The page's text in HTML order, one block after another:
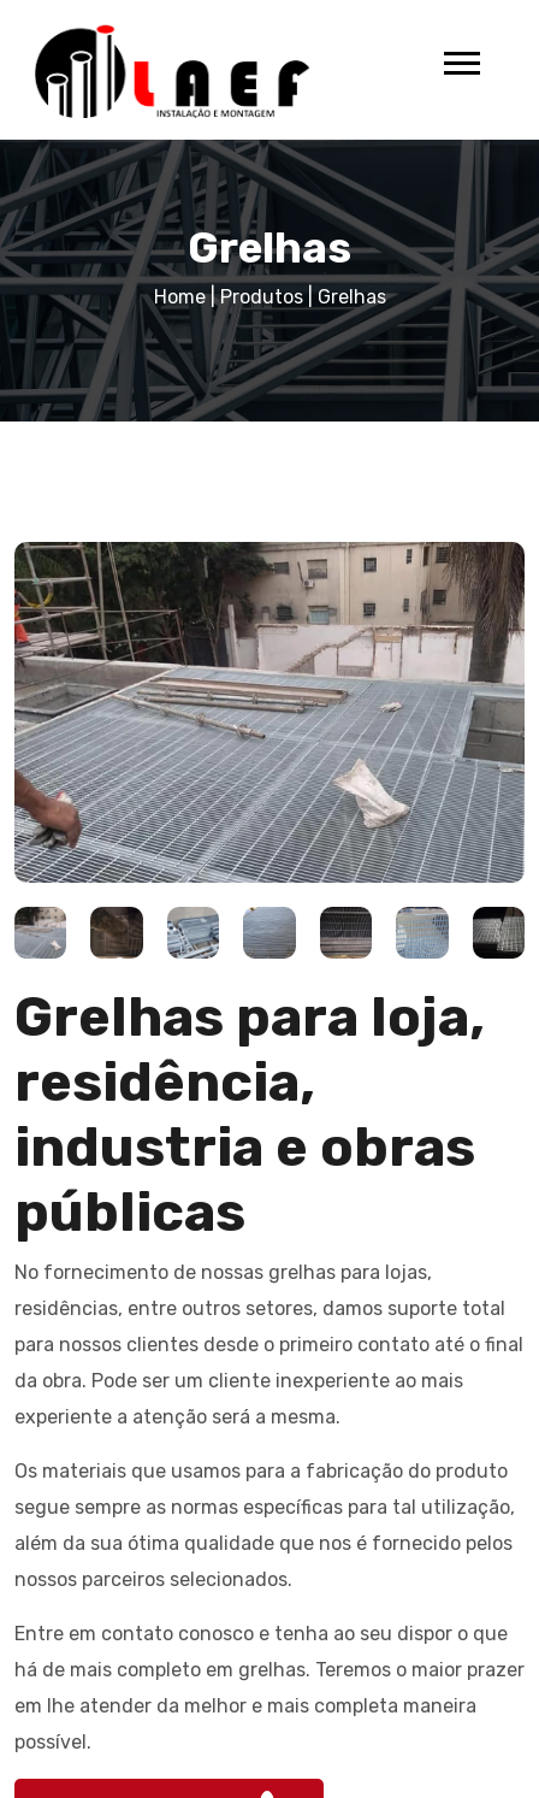
Grelhas
Home|Produtos| Grelhas
Grelhas para loja,
residência,
industria e obras
públicas
No fornecimento de nossas grelhas para lojas,
residências, entre outros setores, damos suporte total
para nossos clientes desde o primeiro contato até o final
da obra. Pode ser um cliente inexperiente ao mais
experiente a atenção será a mesma.
Os materiais que usamos para a fabricação do produto
segue sempre as normas específicas para tal utilização,
além da sua ótima qualidade que nos é fornecido pelos
nossos parceiros selecionados.
Entre em contato conosco e tenha ao seu dispor o que
há de mais completo em grelhas. Teremos o maior prazer
em lhe atender da melhor e mais completa maneira
possível.